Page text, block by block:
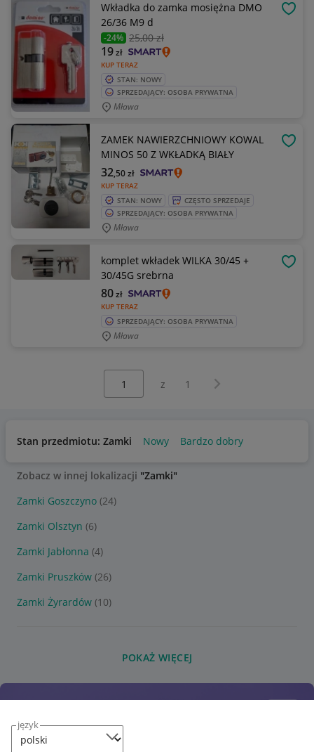
język
Wkładka do zamka mosiężna DMO
26/36 M9 d
-24% 25,00 zł
KUP TERAZ
19zł
STAN: NOWY
SPRZEDAJĄCY: OSOBA PRYWATNA
Mława
ZAMEK NAWIERZCHNIOWY KOWAL
MINOS 50 Z WKŁADKĄ BIAŁY
KUP TERAZ
32,50zł
STAN: NOWY
CZĘSTO SPRZEDAJE
SPRZEDAJĄCY: OSOBA PRYWATNA
Mława
komplet wkładek WILKA 30/45 +
30/45G srebrna
KUP TERAZ
80zł
SPRZEDAJĄCY: OSOBA PRYWATNA
Mława
z 1 Następna strona
Stan przedmiotu: Zamki Nowy Bardzo dobry
Zobacz w innej lokalizacji "Zamki"
Zamki Goszczyno (24)
Zamki Olsztyn (6)
Zamki Jabłonna (4)
Zamki Pruszków (26)
Zamki Żyrardów (10)
POKAŻ WIĘCEJ